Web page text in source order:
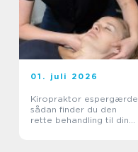
01. juli 2026
Kiropraktor espergærde
sådan finder du den
rette behandling til dine